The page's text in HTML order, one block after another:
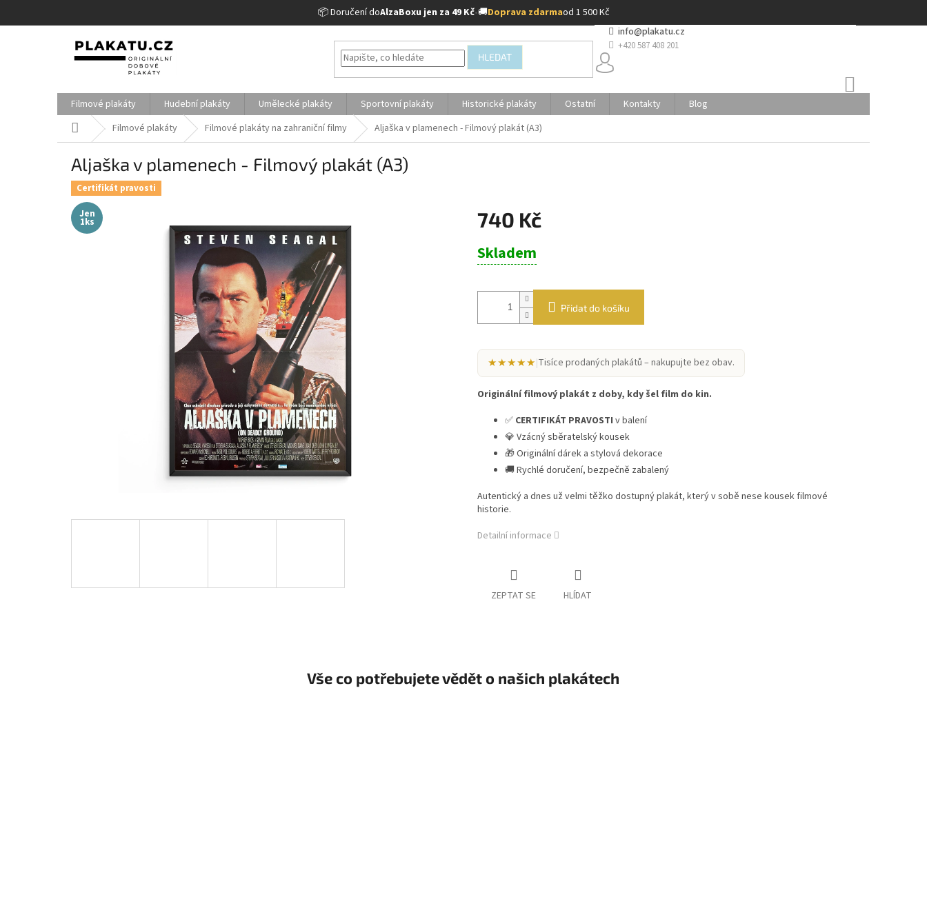
📦 Doručení doAlzaBoxu jen za 49 Kč•🚚Doprava zdarmaod 1 500 Kč
HLEDAT
+420 587 408 201
info@plakatu.cz
KOŠÍK
Filmové plakáty Hudební plakáty Umělecké plakáty Sportovní plakáty Historické plakáty Ostatní Kontakty
Blog
Domů Filmové plakáty Filmové plakáty na zahraniční filmy Aljaška v plamenech - Filmový plakát (A3)
Aljaška v plamenech - Filmový plakát (A3)
Certifikát pravosti
Jen
1ks 740 Kč
cena:
Skladem
Přidat do košíku
★★★★★|Tisíce prodaných plakátů – nakupujte bez obav.
Originální filmový plakát z doby, kdy šel film do kin.
✅ CERTIFIKÁT PRAVOSTI v balení
💎 Vzácný sběratelský kousek
🎁 Originální dárek a stylová dekorace
🚚 Rychlé doručení, bezpečně zabalený
Autentický a dnes už velmi těžko dostupný plakát, který v sobě nese kousek filmové
historie.
Detailní informace
ZEPTAT SE HLÍDAT
Vše co potřebujete vědět o našich plakátech